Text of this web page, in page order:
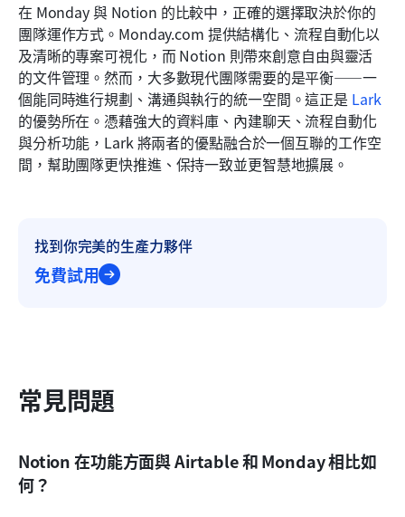
在 Monday 與 Notion 的比較中，正確的選擇取決於你的
團隊運作方式。Monday.com 提供結構化、流程自動化以
及清晰的專案可視化，而 Notion 則帶來創意自由與靈活
的文件管理。然而，大多數現代團隊需要的是平衡——一
個能同時進行規劃、溝通與執行的統一空間。這正是 Lark
的優勢所在。憑藉強大的資料庫、內建聊天、流程自動化
與分析功能，Lark 將兩者的優點融合於一個互聯的工作空
間，幫助團隊更快推進、保持一致並更智慧地擴展。
找到你完美的生產力夥伴
免費試用
常見問題
Notion 在功能方面與 Airtable 和 Monday 相比如
何？